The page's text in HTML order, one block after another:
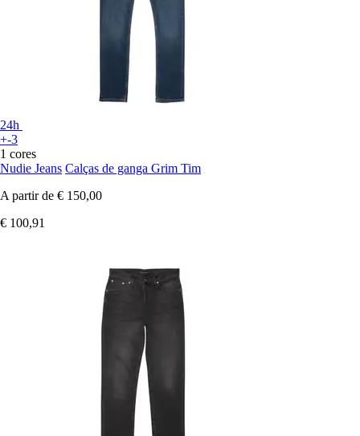
24h
+-3
1 cores
Nudie Jeans Calças de ganga Grim Tim
A partir de € 150,00
€ 100,91